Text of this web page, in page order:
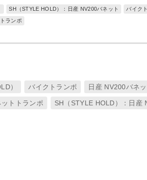
SH（STYLE HOLD）：日産 NV200バネット バイク
ランポ
） バイクトランポ 日産 NV200バネッ
トトランポ SH（STYLE HOLD）：日産